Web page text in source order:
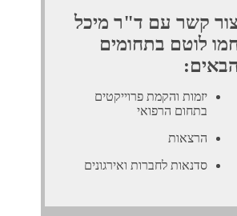
קשר עם ד"ר מיכל
לוטם בתחומים
יזמות והקמת פרוייקטים
בתחום הרפואי
הרצאות
סדנאות לחברות ואירגונים